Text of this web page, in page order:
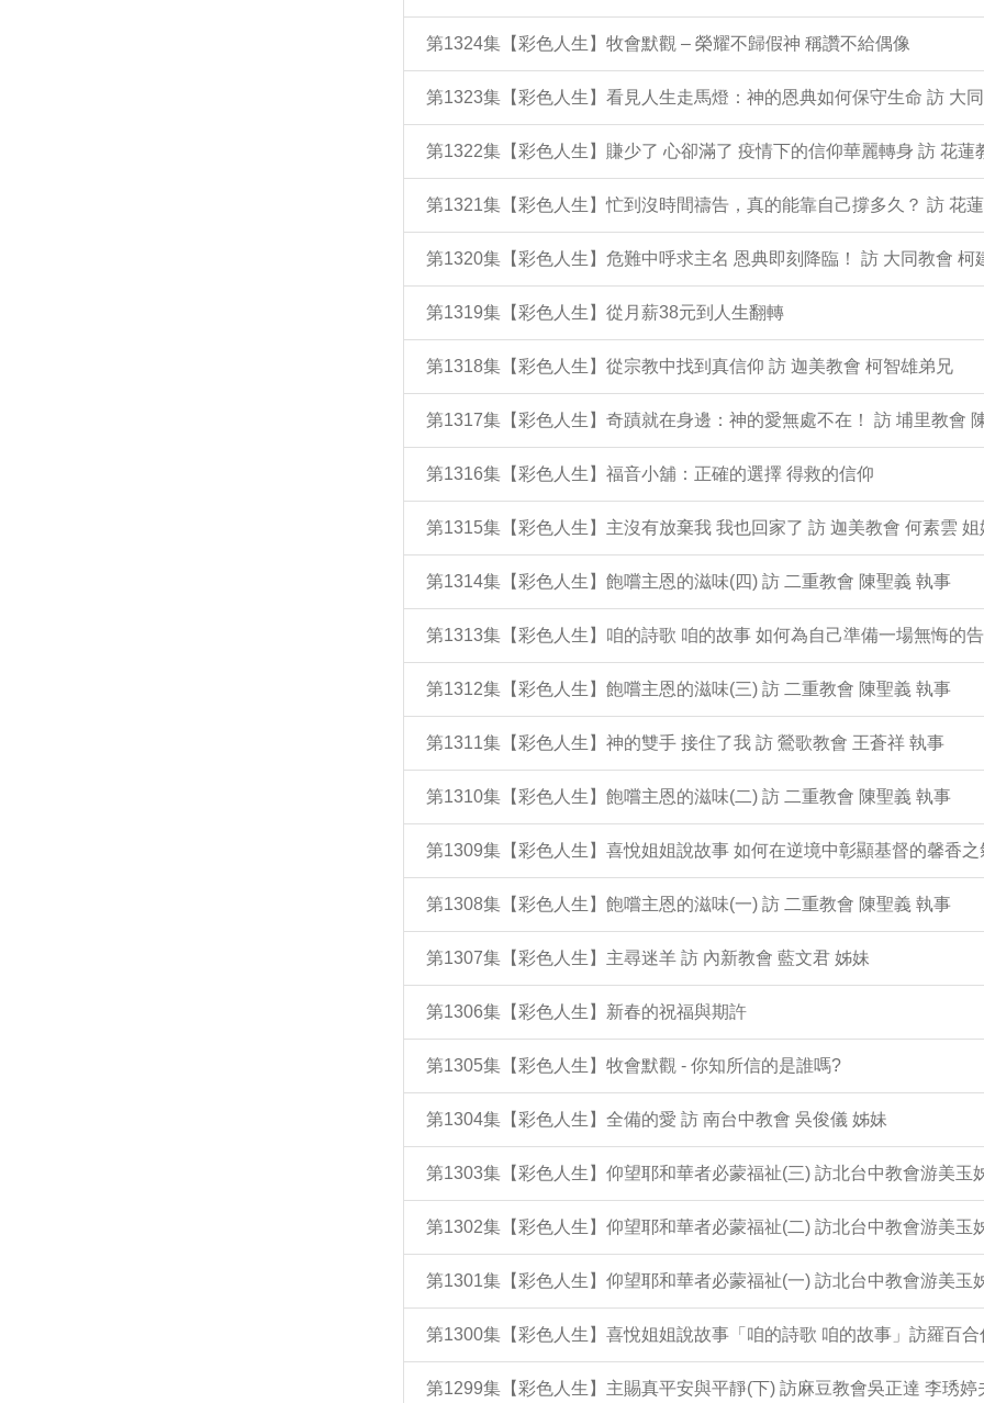
第1324集【彩色人生】牧會默觀 – 榮耀不歸假神 稱讚不給偶像
第1323集【彩色人生】看見人生走馬燈：神的恩典如何保守生命 訪 大
第1322集【彩色人生】賺少了 心卻滿了 疫情下的信仰華麗轉身 訪 花蓮
第1321集【彩色人生】忙到沒時間禱告，真的能靠自己撐多久？ 訪 花
第1320集【彩色人生】危難中呼求主名 恩典即刻降臨！ 訪 大同教會 柯
第1319集【彩色人生】從月薪38元到人生翻轉
第1318集【彩色人生】從宗教中找到真信仰 訪 迦美教會 柯智雄弟兄
第1317集【彩色人生】奇蹟就在身邊：神的愛無處不在！ 訪 埔里教會
第1316集【彩色人生】福音小舖：正確的選擇 得救的信仰
第1315集【彩色人生】主沒有放棄我 我也回家了 訪 迦美教會 何素雲 姐
第1314集【彩色人生】飽嚐主恩的滋味(四) 訪 二重教會 陳聖義 執事
第1313集【彩色人生】咱的詩歌 咱的故事 如何為自己準備一場無悔的
第1312集【彩色人生】飽嚐主恩的滋味(三) 訪 二重教會 陳聖義 執事
第1311集【彩色人生】神的雙手 接住了我 訪 鶯歌教會 王蒼祥 執事
第1310集【彩色人生】飽嚐主恩的滋味(二) 訪 二重教會 陳聖義 執事
第1309集【彩色人生】喜悅姐姐說故事 如何在逆境中彰顯基督的馨香之
第1308集【彩色人生】飽嚐主恩的滋味(一) 訪 二重教會 陳聖義 執事
第1307集【彩色人生】主尋迷羊 訪 內新教會 藍文君 姊妹
第1306集【彩色人生】新春的祝福與期許
第1305集【彩色人生】牧會默觀 - 你知所信的是誰嗎?
第1304集【彩色人生】全備的愛 訪 南台中教會 吳俊儀 姊妹
第1303集【彩色人生】仰望耶和華者必蒙福祉(三) 訪北台中教會游美玉
第1302集【彩色人生】仰望耶和華者必蒙福祉(二) 訪北台中教會游美玉
第1301集【彩色人生】仰望耶和華者必蒙福祉(一) 訪北台中教會游美玉
第1300集【彩色人生】喜悅姐姐說故事「咱的詩歌 咱的故事」訪羅百合
第1299集【彩色人生】主賜真平安與平靜(下) 訪麻豆教會吳正達 李琇婷